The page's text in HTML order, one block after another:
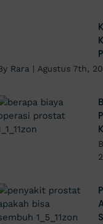
Rara | Agustus 7th,